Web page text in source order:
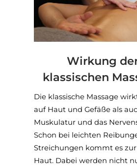
Wirkung
klassischen
Die klassische Massage
auf Haut und Gefäße als
Muskulatur und das
Schon bei leichten
Streichungen kommt es
Haut. Dabei werden nicht